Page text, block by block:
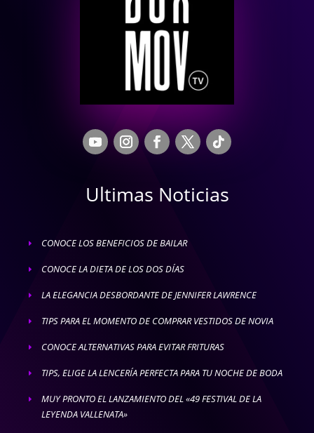
Ultimas Noticias
E CONOCE LOS BENEFICIOS DE BAILAR
E CONOCE LA DIETA DE LOS DOS DÍAS
E LA ELEGANCIA DESBORDANTE DE JENNIFER LAWRENCE
E TIPS PARA EL MOMENTO DE COMPRAR VESTIDOS DE NOVIA
E CONOCE ALTERNATIVAS PARA EVITAR FRITURAS
E TIPS, ELIGE LA LENCERÍA PERFECTA PARA TU NOCHE DE BODA
E
MUY PRONTO EL LANZAMIENTO DEL «49 FESTIVAL DE LA
LEYENDA VALLENATA»